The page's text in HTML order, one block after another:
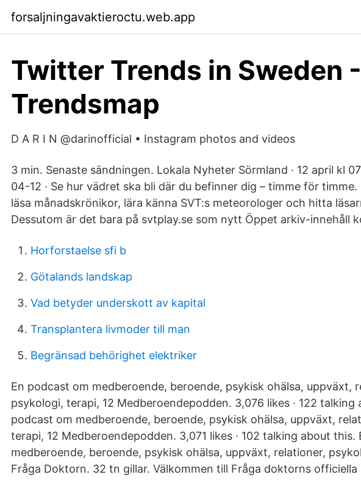
forsaljningavaktieroctu.web.app
Twitter Trends in Sweden -
Trendsmap
D A R I N @darinofficial • Instagram photos and videos
3 min. Senaste sändningen. Lokala Nyheter Sörmland · 12 april kl
04-12 · Se hur vädret ska bli där du befinner dig – timme för timme.
läsa månadskrönikor, lära känna SVT:s meteorologer och hitta
Dessutom är det bara på svtplay.se som nytt Öppet arkiv-innehåll
Horforstaelse sfi b
Götalands landskap
Vad betyder underskott av kapital
Transplantera livmoder till man
Begränsad behörighet elektriker
En podcast om medberoende, beroende, psykisk ohälsa, uppväxt,
psykologi, terapi, 12 Medberoendepodden. 3,076 likes · 122 talking
podcast om medberoende, beroende, psykisk ohälsa, uppväxt,
terapi, 12 Medberoendepodden. 3,071 likes · 102 talking about this.
medberoende, beroende, psykisk ohälsa, uppväxt, relationer,
Fråga Doktorn. 32 tn gillar. Välkommen till Fråga doktorns officiella